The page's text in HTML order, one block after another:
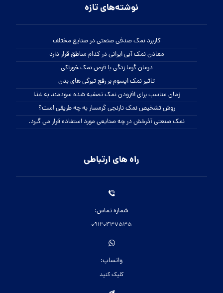
نوشته‌های تازه
کاربرد نمک صدفی صنعتی در صنایع مختلف
معادن نمک آبی ایرانی در کدام مناطق قرار دارد
درمان گرما زدگی با قرص نمک خوراکی
تاثیر نمک اپسوم بر رفع تیرگی های بدن
زمان مناسب برای افزودن نمک تصفیه شده سودمند به غذا
روش تشخیص نمک نارنجی گرمسار به چه طریقی است؟
نمک صنعتی آذرخش در چه صنایعی مورد استفاده قرار می گیرد.
راه های ارتباطی
شماره تماس:
09120437535
واتساپ:
کلیک کنید